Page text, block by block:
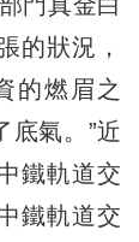
的狀況，
的燃眉之
底氣。”近
鐵軌道交
鐵軌道交